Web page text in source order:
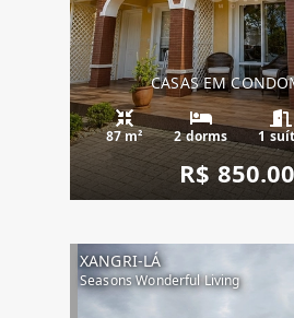
CASAS EM
87 m² 2 dorms 1
R$
XANGRI-LÁ
Seasons Wonderful Living